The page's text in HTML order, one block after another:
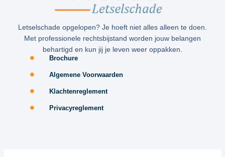
Letselschade opgelopen? Je hoeft niet alles alleen te doen.
Met professionele rechtsbijstand worden jouw belangen
behartigd en kun jij je leven weer oppakken.
Brochure
Algemene Voorwaarden
Klachtenreglement
Privacyreglement